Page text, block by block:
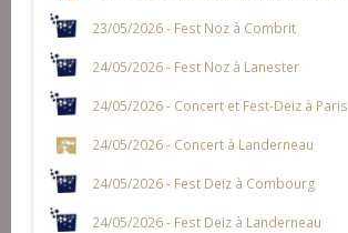
23/05/2026 - Fest Noz à Combrit
24/05/2026 - Fest Noz à Lanester
24/05/2026 - Concert et Fest-Deiz à Paris
24/05/2026 - Concert à Landerneau
24/05/2026 - Fest Deiz à Combourg
24/05/2026 - Fest Deiz à Landerneau